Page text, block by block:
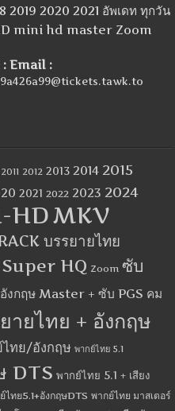
2019 2020 2021 อัพเดท ทุกวัน
mini hd master Zoom
: Email :
2011 2012 2013 2014 2015
2021 2022 2023 2024
HDMKV
บรรยายไทย
Super HQ Zoom ซับ
งกฤษ Master + ซับ PGS คม
ายไทย + อังกฤษ
ไทย/อังกฤษ พากย์ไทย 5.1
DTS พากย์ไทย 5.1 + เสียง
ไทย5.1+อังกฤษDTS พากย์ไทย มาสเตอร์